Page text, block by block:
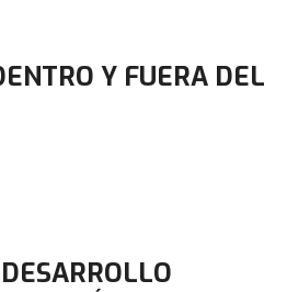
Y FUERA DEL